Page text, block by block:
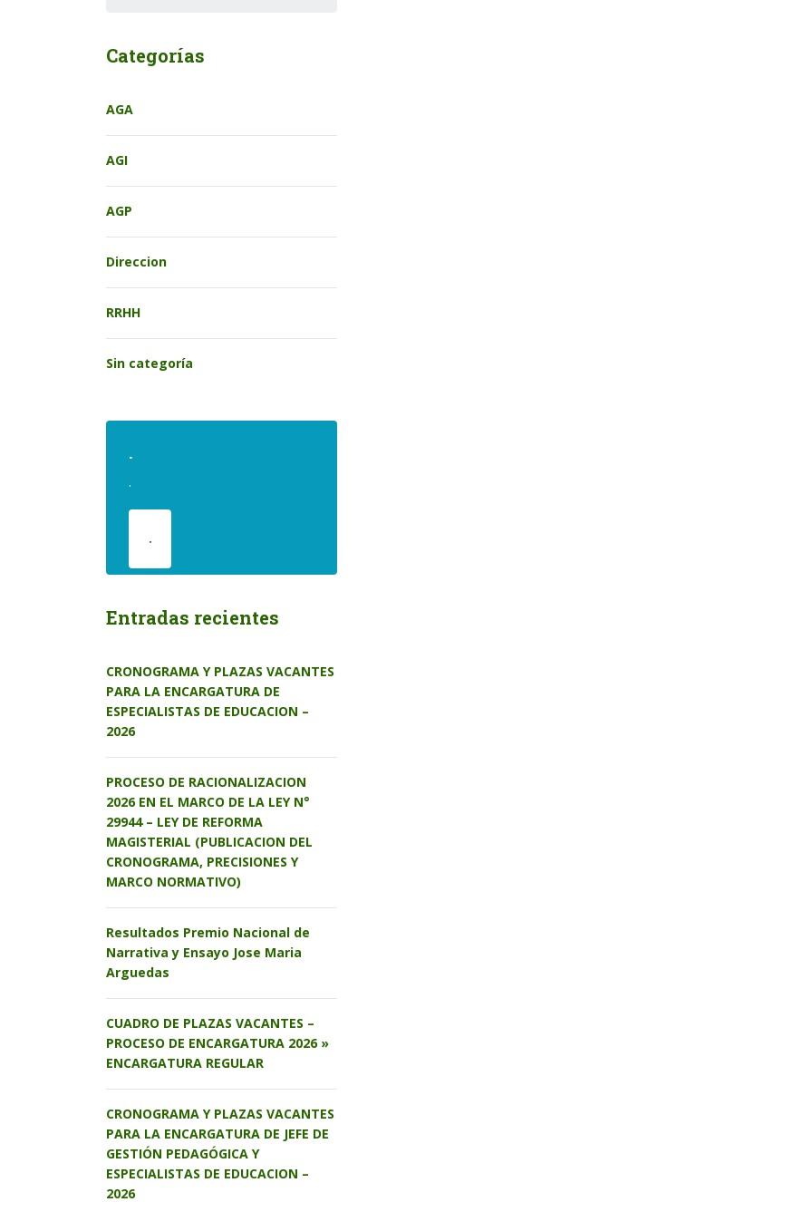
Categorías
AGA
AGI
AGP
Direccion
RRHH
Sin categoría
.
.
.
Entradas recientes
CRONOGRAMA Y PLAZAS VACANTES
PARA LA ENCARGATURA DE
ESPECIALISTAS DE EDUCACION –
2026
PROCESO DE RACIONALIZACION
2026 EN EL MARCO DE LA LEY N°
29944 – LEY DE REFORMA
MAGISTERIAL (PUBLICACION DEL
CRONOGRAMA, PRECISIONES Y
MARCO NORMATIVO)
Resultados Premio Nacional de
Narrativa y Ensayo Jose Maria
Arguedas
CUADRO DE PLAZAS VACANTES –
PROCESO DE ENCARGATURA 2026 »
ENCARGATURA REGULAR
CRONOGRAMA Y PLAZAS VACANTES
PARA LA ENCARGATURA DE JEFE DE
GESTIÓN PEDAGÓGICA Y
ESPECIALISTAS DE EDUCACION –
2026